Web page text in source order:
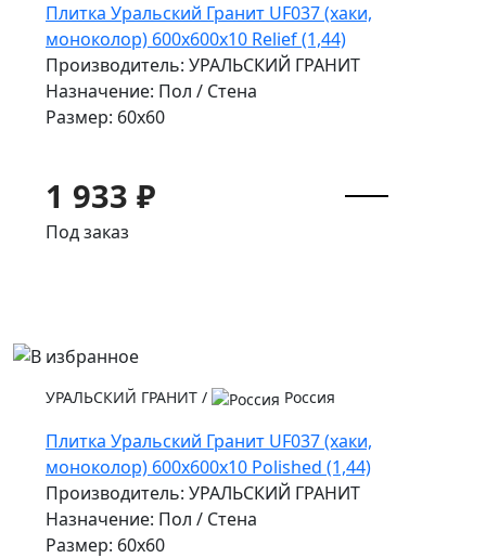
Плитка Уральский Гранит UF037 (хаки,
моноколор) 600х600х10 Relief (1,44)
Производитель: УРАЛЬСКИЙ ГРАНИТ
Назначение: Пол / Стена
Размер: 60x60
1 933 ₽
Под заказ
УРАЛЬСКИЙ ГРАНИТ / Россия
Плитка Уральский Гранит UF037 (хаки,
моноколор) 600х600х10 Polished (1,44)
Производитель: УРАЛЬСКИЙ ГРАНИТ
Назначение: Пол / Стена
Размер: 60x60